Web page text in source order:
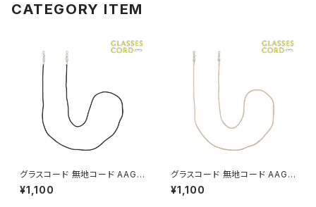
CATEGORY ITEM
グラスコード 無地コード AAG0
034-BK（ブラック）
¥1,100
グラスコード 無地コード AAG0
034-BE（ベージュ）
¥1,100